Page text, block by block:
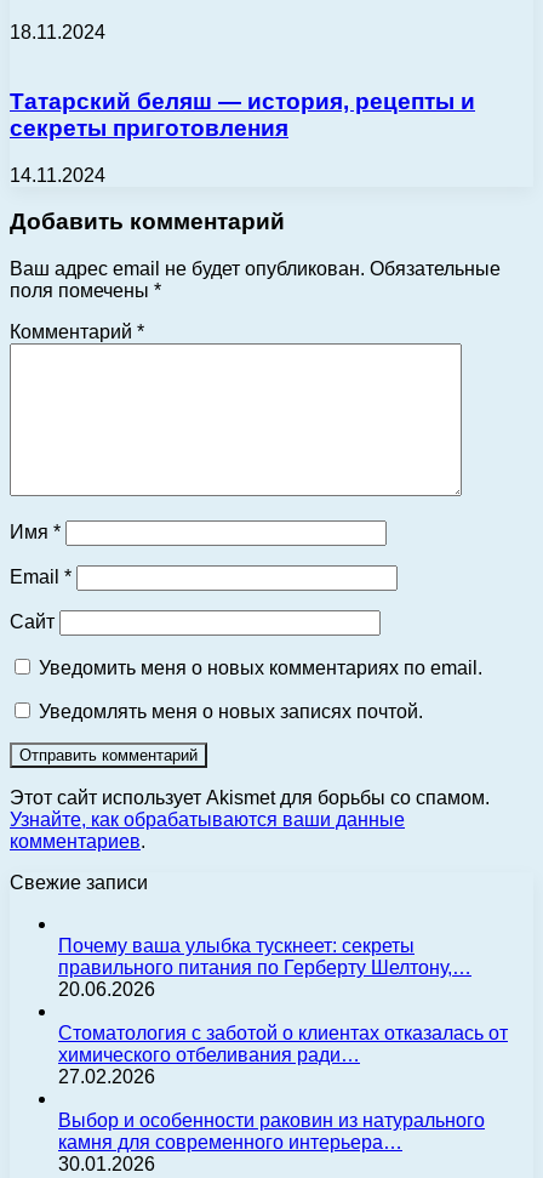
18.11.2024
Татарский беляш — история, рецепты и
секреты приготовления
14.11.2024
Добавить комментарий
Ваш адрес email не будет опубликован. Обязательные
поля помечены *
Комментарий *
Имя *
Email *
Сайт
Уведомить меня о новых комментариях по email.
Уведомлять меня о новых записях почтой.
Этот сайт использует Akismet для борьбы со спамом.
Узнайте, как обрабатываются ваши данные
комментариев.
Свежие записи
Почему ваша улыбка тускнеет: секреты
правильного питания по Герберту Шелтону,…
20.06.2026
Стоматология с заботой о клиентах отказалась от
химического отбеливания ради…
27.02.2026
Выбор и особенности раковин из натурального
камня для современного интерьера…
30.01.2026